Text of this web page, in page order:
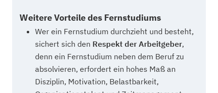
Weitere Vorteile des Fernstudiums
Wer ein Fernstudium durchzieht und besteht,
sichert sich den Respekt der Arbeitgeber,
denn ein Fernstudium neben dem Beruf zu
absolvieren, erfordert ein hohes Maß an
Disziplin, Motivation, Belastbarkeit,